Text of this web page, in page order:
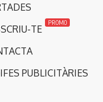
TE
PROMO
PUBLICITÀRIES